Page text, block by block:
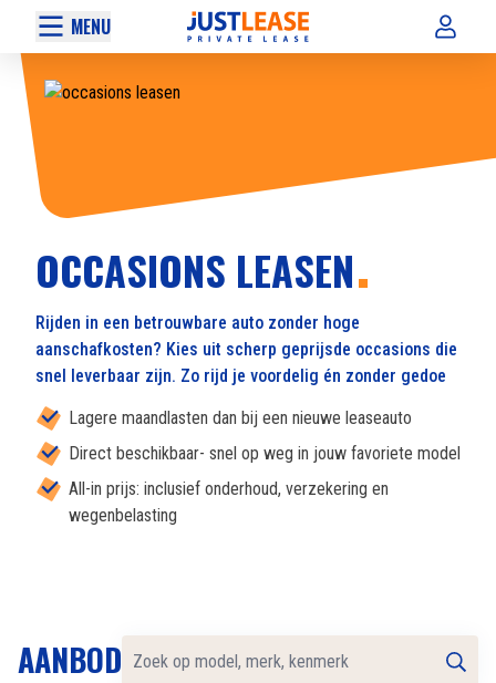
MENU
OCCASIONS LEASEN
Rijden in een betrouwbare auto zonder hoge
aanschafkosten? Kies uit scherp geprijsde occasions die
snel leverbaar zijn. Zo rijd je voordelig én zonder gedoe
Lagere maandlasten dan bij een nieuwe leaseauto
Direct beschikbaar- snel op weg in jouw favoriete model
All-in prijs: inclusief onderhoud, verzekering en
wegenbelasting
AANBOD